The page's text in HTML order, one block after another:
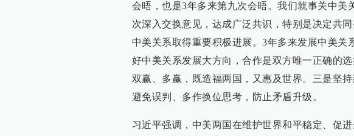
会晤，也是3年多来第九次会晤。我们就事关中美
次深入交换意见，达成广泛共识，特别是决定共
中美关系取得重要积极进展。3年多来发展中美关
好中美关系发展大方向，合作是双方唯一正确的
双赢、多赢，既造福两国，又惠及世界。三是坚
避免误判、多作换位思考，防止矛盾升级。
习近平强调，中美两国在维护世界和平稳定、促